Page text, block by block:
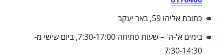
כתובת אליהו 59, באר יעקב
בימים א'-ה' – שעות פתיחה 7:30-17:00, ביום שישי מ-
7:30-14:30